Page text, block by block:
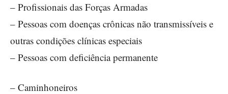
– Profissionais das Forças Armadas
– Pessoas com doenças crônicas não transmissíveis e
outras condições clínicas especiais
– Pessoas com deficiência permanente
– Caminhoneiros